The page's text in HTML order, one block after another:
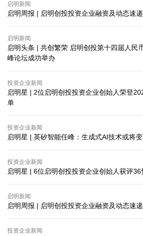
启明新闻
启明周报 | 启明创投投资企业融资及动态速
启明新闻
启明头条 | 共创繁荣 启明创投第十四届人民
峰论坛成功举办
投资企业新闻
启明星 | 2位启明创投投资企业创始人荣登
单
投资企业新闻
启明星 | 英矽智能任峰：生成式AI技术或将
投资企业新闻
启明星 | 6位启明创投投资企业创始人获评
启明新闻
启明周报 | 启明创投投资企业融资及动态速
投资企业新闻